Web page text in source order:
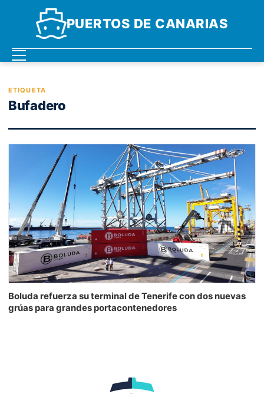
PUERTOS DE CANARIAS
ETIQUETA
Bufadero
Boluda refuerza su terminal de Tenerife con dos nuevas
grúas para grandes portacontenedores